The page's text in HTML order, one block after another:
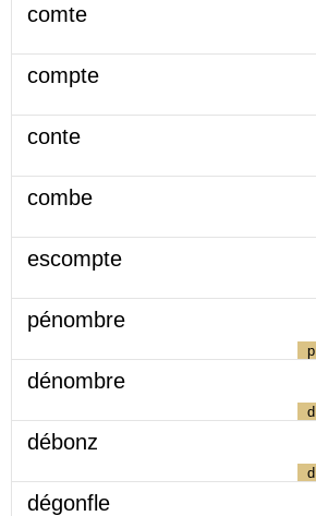
comte
compte
conte
combe
escompte
pénombre
p
dénombre
d
débonz
d
dégonfle